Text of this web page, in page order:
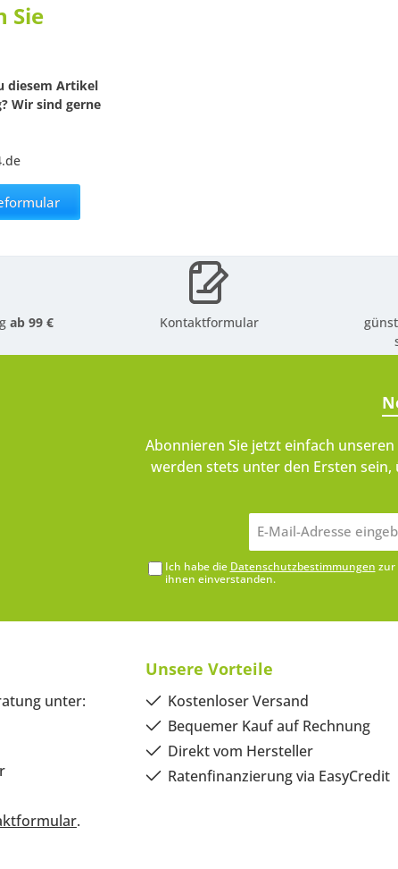
Sie
diesem Artikel
Wir sind gerne
ab 99 € Kontaktformular
Abonnieren Sie jetzt einfach
werden stets unter den Ersten
Ich habe die Datenschutzbestimmungen zur
ihnen einverstanden.
unter:
.
Unsere Vorteile
Kostenloser Versand
Bequemer Kauf auf Rechnung
Direkt vom Hersteller
Ratenfinanzierung via EasyCredit